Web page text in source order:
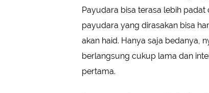
Payudara bisa terasa lebih padat
payudara yang dirasakan bisa
akan haid. Hanya saja bedanya,
berlangsung cukup lama dan
pertama.